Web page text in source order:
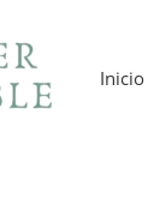
Inicio